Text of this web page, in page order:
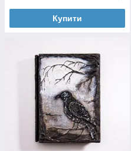
Купити